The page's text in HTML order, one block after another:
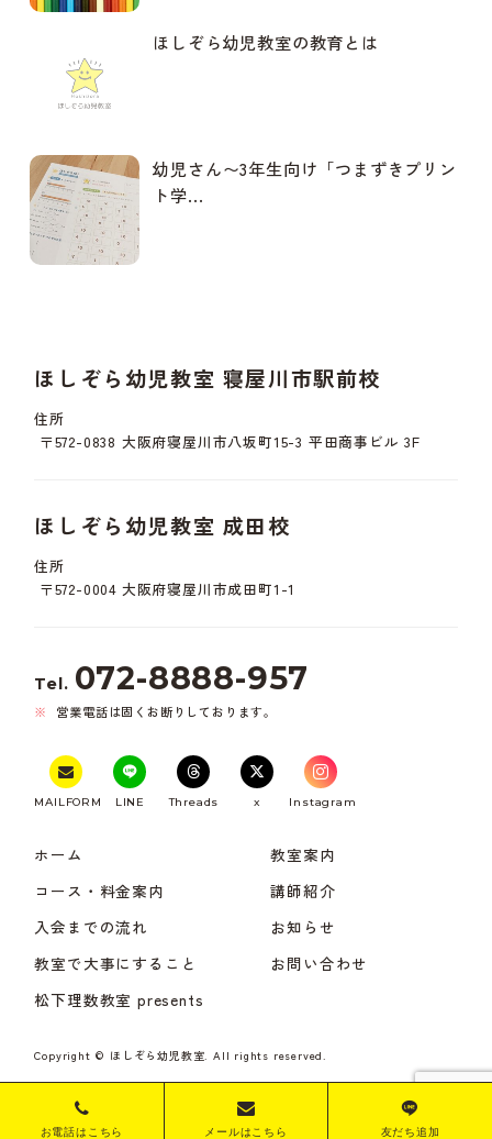
ほしぞら幼児教室の教育とは
幼児さん〜3年生向け「つまずきプリン
ト学...
ほしぞら幼児教室 寝屋川市駅前校
住所
〒572-0838 大阪府寝屋川市八坂町15-3 平田商事ビル 3F
ほしぞら幼児教室 成田校
住所
〒572-0004 大阪府寝屋川市成田町1-1
Tel. 072-8888-957
営業電話は固くお断りしております。
MAILFORM LINE Threads x Instagram
ホーム
コース・料金案内
入会までの流れ
教室で大事にすること
松下理数教室 presents
教室案内
講師紹介
お知らせ
お問い合わせ
Copyright © ほしぞら幼児教室. All rights reserved.
お電話はこちら メールはこちら 友だち追加